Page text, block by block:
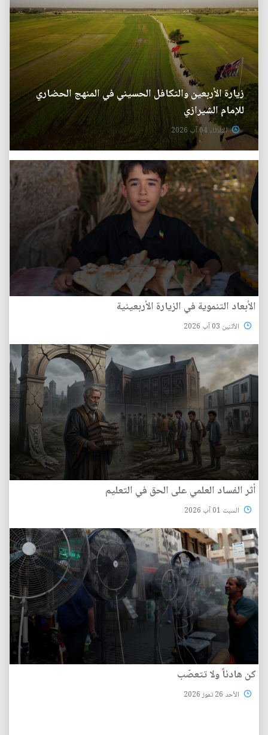
زيارة الأربعين والتكافل الحسيني في المنهج الحضاري
للإمام الشيرازي
الثلاثاء 04 آب 2026
الأبعاد التنموية في الزيارة الأربعينية
الأثنين 03 آب 2026
أثر الفساد العلمي على الحق في التعليم
السبت 01 آب 2026
كن هادئاً ولا تتعصّب
الأحد 26 تموز 2026